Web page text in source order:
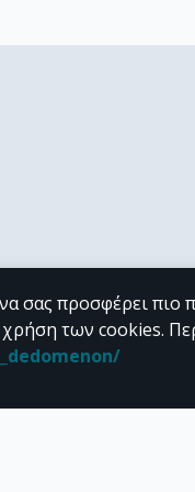
σας προσφέρει πιο
χρήση των cookies.